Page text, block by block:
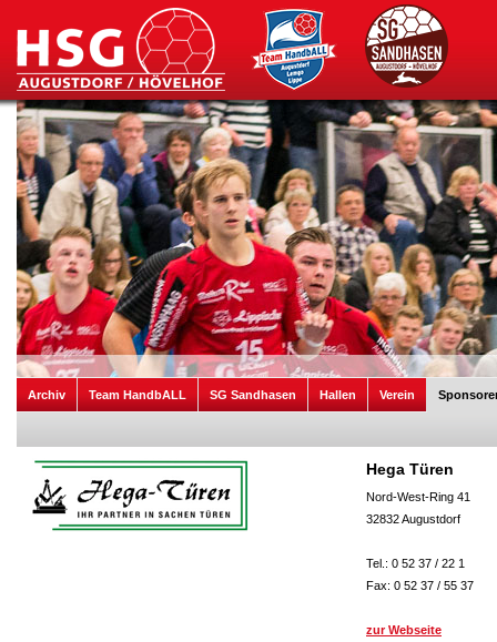
Archiv Team HandbALL SG Sandhasen Hallen Verein
Hega Türen
Nord-West-Ring 41
32832 Augustdorf
Tel.: 0 52 37 / 22 1
Fax: 0 52 37 / 55 37
zur Webseite